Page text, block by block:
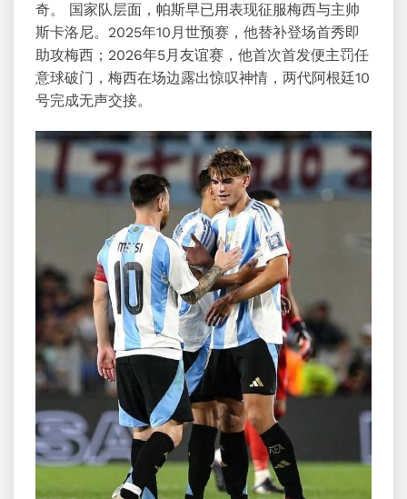
奇。 国家队层面，帕斯早已用表现征服梅西与主帅
斯卡洛尼。2025年10月世预赛，他替补登场首秀即
助攻梅西；2026年5月友谊赛，他首次首发便主罚任
意球破门，梅西在场边露出惊叹神情，两代阿根廷10
号完成无声交接。